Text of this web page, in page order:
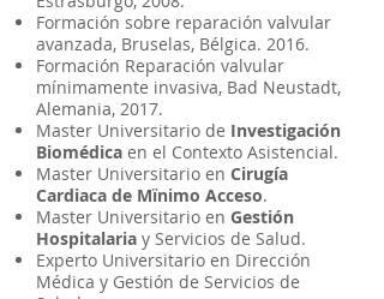
Formación sobre reparación valvular
avanzada, Bruselas, Bélgica. 2016.
Formación Reparación valvular
mínimamente invasiva, Bad Neustadt,
Alemania, 2017.
Master Universitario de Investigación
Biomédica en el Contexto Asistencial.
Master Universitario en Cirugía
Cardiaca de Mïnimo Acceso.
Master Universitario en Gestión
Hospitalaria y Servicios de Salud.
Experto Universitario en Dirección
Médica y Gestión de Servicios de